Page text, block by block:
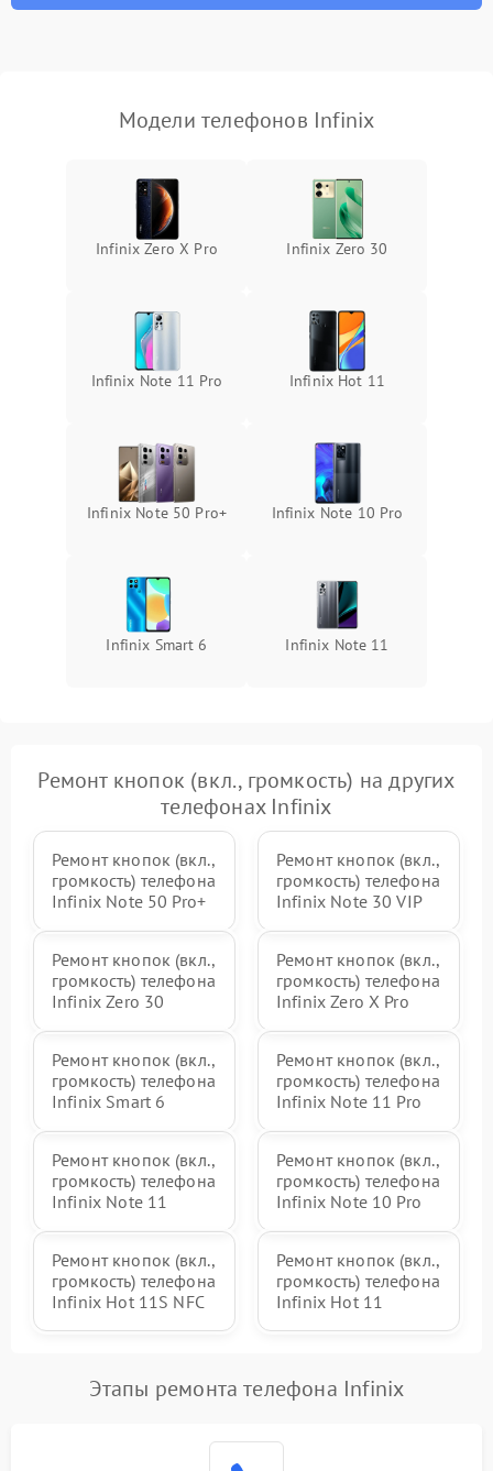
Модели телефонов Infinix
Infinix Zero X Pro Infinix Zero 30
Infinix Note 11 Pro Infinix Hot 11
Infinix Note 50 Pro+ Infinix Note 10 Pro
Infinix Smart 6 Infinix Note 11
Ремонт кнопок (вкл., громкость) на других
телефонах Infinix
Ремонт кнопок (вкл.,
громкость) телефона
Infinix Note 50 Pro+
Ремонт кнопок (вкл.,
громкость) телефона
Infinix Note 30 VIP
Ремонт кнопок (вкл.,
громкость) телефона
Infinix Zero 30
Ремонт кнопок (вкл.,
громкость) телефона
Infinix Zero X Pro
Ремонт кнопок (вкл.,
громкость) телефона
Infinix Smart 6
Ремонт кнопок (вкл.,
громкость) телефона
Infinix Note 11 Pro
Ремонт кнопок (вкл.,
громкость) телефона
Infinix Note 11
Ремонт кнопок (вкл.,
громкость) телефона
Infinix Note 10 Pro
Ремонт кнопок (вкл.,
громкость) телефона
Infinix Hot 11S NFC
Ремонт кнопок (вкл.,
громкость) телефона
Infinix Hot 11
Этапы ремонта телефона Infinix